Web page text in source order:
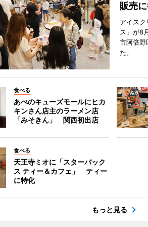
販売
アイス
ス」が8
市阿倍野
た。
食べる
あべのキューズモールにヒカ
キンさん店主のラーメン店
「みそきん」 関西初出店
食べる
天王寺ミオに「スターバック
ス ティー＆カフェ」 ティー
に特化
もっと見る